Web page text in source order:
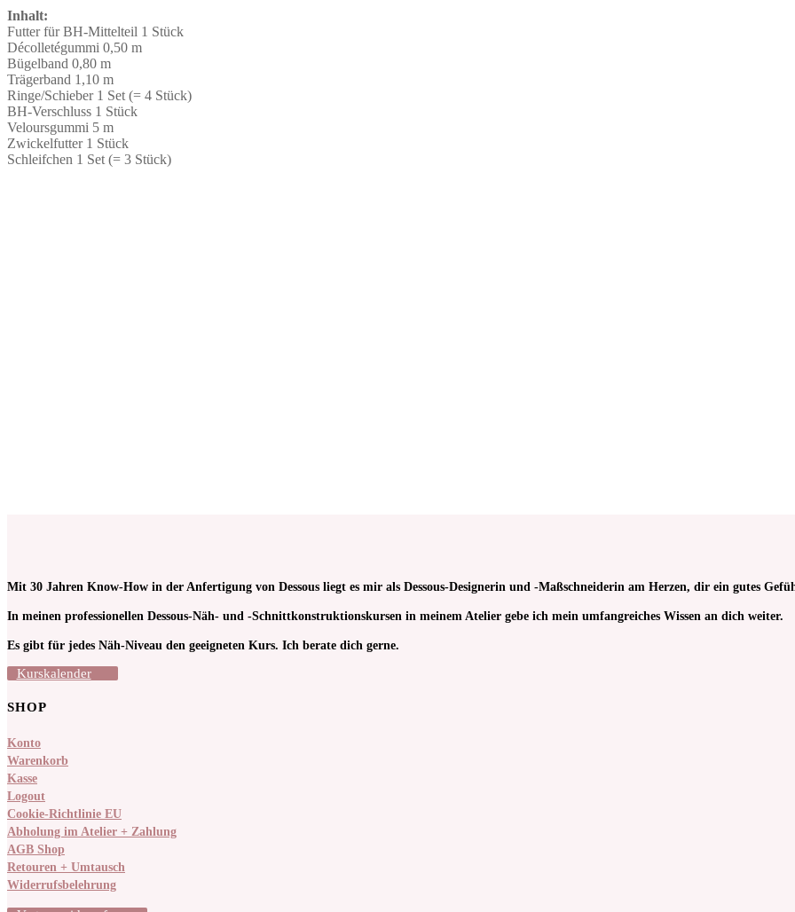
Inhalt:
Futter für BH-Mittelteil 1 Stück
Décolletégummi 0,50 m
Bügelband 0,80 m
Trägerband 1,10 m
Ringe/Schieber 1 Set (= 4 Stück)
BH-Verschluss 1 Stück
Veloursgummi 5 m
Zwickelfutter 1 Stück
Schleifchen 1 Set (= 3 Stück)
Mit 30 Jahren Know-How in der Anfertigung von Dessous liegt es mir als Dessous-Designerin und -Maßschneiderin am Herzen, dir ein gutes
In meinen pro­fessionellen Dessous-Näh- und -Schnitt­kon­struktions­kursen in meinem Atelier gebe ich mein umfangreiches Wissen an dich weiter.
Es gibt für jedes Näh-Niveau den geeigneten Kurs. Ich berate dich gerne.
Kurskalender
SHOP
Konto
Warenkorb
Kasse
Logout
Cookie-Richtlinie EU
Abholung im Atelier + Zahlung
AGB Shop
Retouren + Umtausch
Widerrufsbelehrung